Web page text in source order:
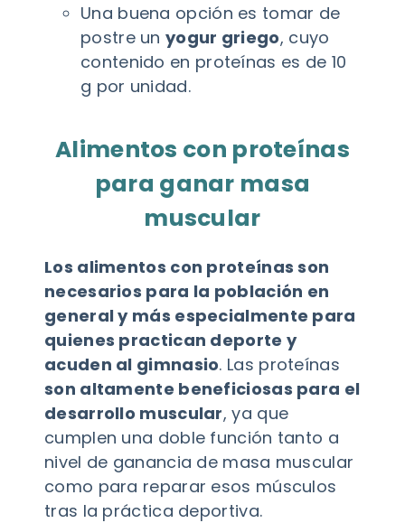
Una buena opción es tomar de
postre unyogur griego, cuyo
contenido en proteínas es de 10
g por unidad.
Alimentos con proteínas
para ganar masa
muscular
Los alimentos con proteínas son
necesarios para la población en
general y más especialmente para
quienes practican deporte y
acuden al gimnasio. Las proteínas
son altamente beneficiosas para el
desarrollo muscular, ya que
cumplen una doble función tanto a
nivel de ganancia de masa muscular
como para reparar esos músculos
tras la práctica deportiva.